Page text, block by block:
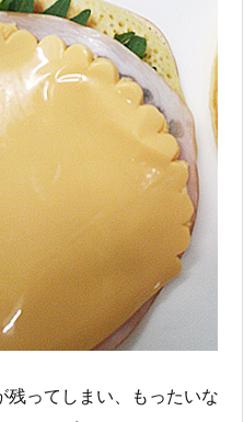
ってしまい、もったいな